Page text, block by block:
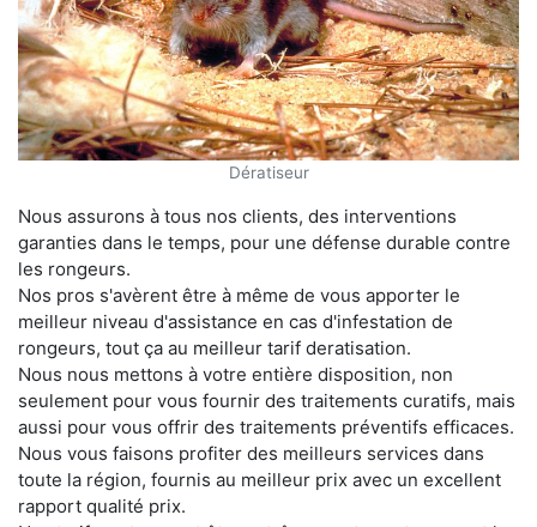
Dératiseur
Nous assurons à tous nos clients, des interventions
garanties dans le temps, pour une défense durable contre
les rongeurs.
Nos pros s'avèrent être à même de vous apporter le
meilleur niveau d'assistance en cas d'infestation de
rongeurs, tout ça au meilleur tarif deratisation.
Nous nous mettons à votre entière disposition, non
seulement pour vous fournir des traitements curatifs, mais
aussi pour vous offrir des traitements préventifs efficaces.
Nous vous faisons profiter des meilleurs services dans
toute la région, fournis au meilleur prix avec un excellent
rapport qualité prix.